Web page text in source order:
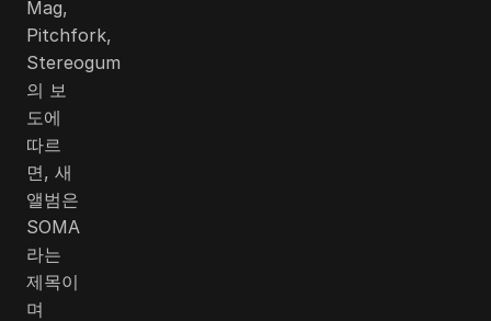
Mag,
Pitchfork,
Stereogum
의 보
도에
따르
면, 새
앨범은
SOMA
라는
제목이
며